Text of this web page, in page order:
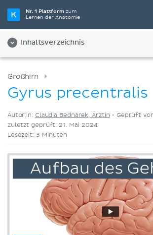
Nr. 1 Plattformzum
Lernen der Anatomie
Inhaltsverzeichnis
Wähle die beste Lernmethode
Videos
Großhirn
Gyrus precentralis
Autor:in: Claudia Bednarek, Ärztin •Geprüft
Zuletzt geprüft: 21. Mai 2024
Lesezeit: 3 Minuten